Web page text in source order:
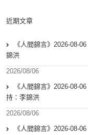
近期文章
《人間錦言》2026-08-
錦洪
2026/08/06
《人間錦言》2026-08-
持：李錦洪
2026/08/06
《人間錦言》2026-08-